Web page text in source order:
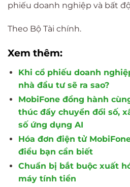
phiếu doanh nghiệp và bất
Theo Bộ Tài chính.
Xem thêm:
Khi cổ phiếu doanh
nhà đầu tư sẽ ra sao?
MobiFone đồng hành
thúc đẩy chuyển đổi số,
số ứng dụng AI
Hóa đơn điện tử
điều bạn cần biết
Chuẩn bị bắt buộc xuất
máy tính tiền